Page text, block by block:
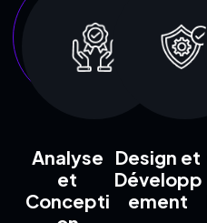
Analyse
et
Concepti
Design et
Développ
ement